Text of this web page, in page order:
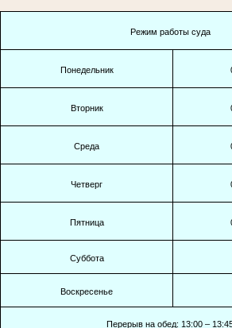
Режим работы суда
Понедельник
Вторник
Среда
Четверг
Пятница
Суббота
Воскресенье
Перерыв на обед: 13:00 –